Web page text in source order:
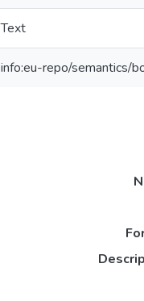
Text
info:eu-repo/semantics/